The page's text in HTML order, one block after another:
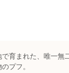
育まれた、唯一無
プフ。